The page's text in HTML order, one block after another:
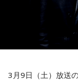
3月9日（土）放送